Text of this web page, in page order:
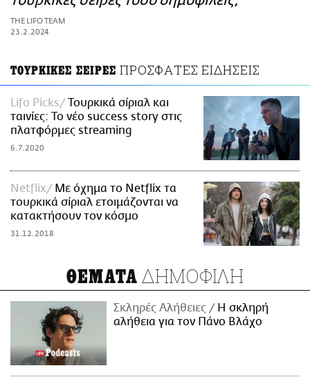
ΑΜΠΑ
PRINT
THE LIFO TEAM
23.2.2024
ΤΟΥΡΚΙΚΕΣ ΣΕΙΡΕΣ ΠΡΟΣΦΑΤΕΣ ΕΙΔΗΣΕΙΣ
Lifo Picks
Τουρκικά σίριαλ και
ταινίες: Το νέο success story στις
πλατφόρμες streaming
6.7.2020
Νetflix
Με όχημα το Netflix τα
τουρκικά σίριαλ ετοιμάζονται να
κατακτήσουν τον κόσμο
31.12.2018
ΘΕΜΑΤΑ ΔΗΜΟΦΙΛΗ
Σκληρές Αλήθειες
H σκληρή
αλήθεια για τον Πάνο Βλάχο